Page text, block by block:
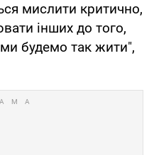
мислити критично,
інших до того,
будемо так жити",